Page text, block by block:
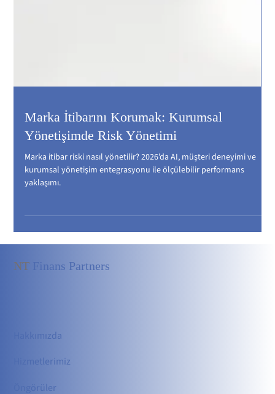
Marka İtibarını Korumak: Kurumsal
Yönetişimde Risk Yönetimi
yaklaşımı.